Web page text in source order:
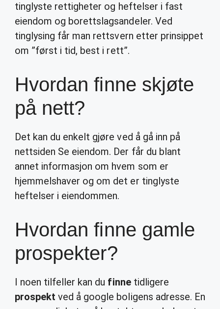
tinglyste rettigheter og heftelser i fast
eiendom og borettslagsandeler. Ved
tinglysing får man rettsvern etter prinsippet
om ”først i tid, best i rett”.
Hvordan finne skjøte
på nett?
Det kan du enkelt gjøre ved å gå inn på
nettsiden Se eiendom. Der får du blant
annet informasjon om hvem som er
hjemmelshaver og om det er tinglyste
heftelser i eiendommen.
Hvordan finne gamle
prospekter?
I noen tilfeller kan du finnetidligere
prospekt ved å google boligens adresse. En